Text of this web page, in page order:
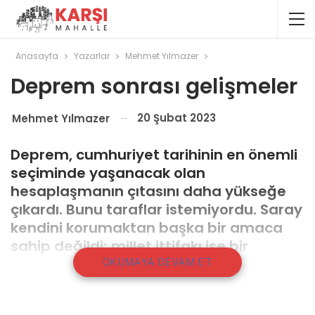
Anasayfa Yazarlar Mehmet Yılmazer
Deprem sonrası gelişmeler
Mehmet Yılmazer 20 Şubat 2023
Deprem, cumhuriyet tarihinin en önemli
seçiminde yaşanacak olan
hesaplaşmanın çıtasını daha yükseğe
çıkardı. Bunu taraflar istemiyordu. Saray
kendini korumaktan başka bir amaca
sahip değildi; millet ittifakı ise bir
restorasyona hazırlanıyordu.
OKUMAYA DEVAM ET